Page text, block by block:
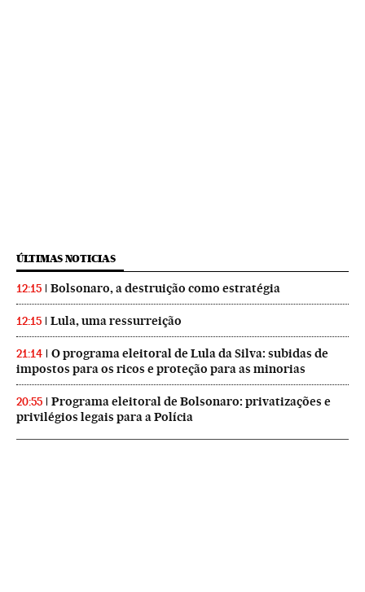
ÚLTIMAS NOTICIAS
12:15 Bolsonaro, a destruição como estratégia
12:15 Lula, uma ressurreição
21:14
O programa eleitoral de Lula da Silva: subidas de
impostos para os ricos e proteção para as minorias
20:55
Programa eleitoral de Bolsonaro: privatizações e
privilégios legais para a Polícia